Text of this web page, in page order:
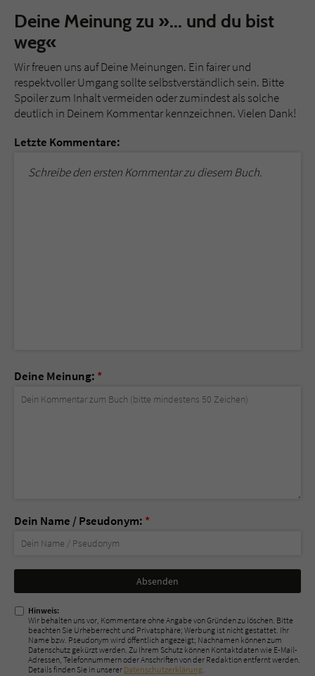
Deine Meinung zu »... und du bist
weg«
Wir freuen uns auf Deine Meinungen. Ein fairer und
respektvoller Umgang sollte selbstverständlich sein. Bitte
Spoiler zum Inhalt vermeiden oder zumindest als solche
deutlich in Deinem Kommentar kennzeichnen. Vielen Dank!
Letzte Kommentare:
Schreibe den ersten Kommentar zu diesem Buch.
Deine Meinung: *
Dein Name / Pseudonym: *
Nicht
ausfüllen!
Hinweis:
Wir behalten uns vor, Kommentare ohne Angabe von Gründen zu löschen. Bitte
beachten Sie Urheberrecht und Privatsphäre; Werbung ist nicht gestattet. Ihr
Name bzw. Pseudonym wird öffentlich angezeigt; Nachnamen können zum
Datenschutz gekürzt werden. Zu Ihrem Schutz können Kontaktdaten wie E-Mail-
Adressen, Telefonnummern oder Anschriften von der Redaktion entfernt werden.
Details finden Sie in unserer Datenschutzerklärung.